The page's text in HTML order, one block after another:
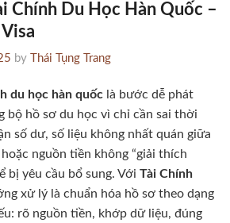
Chính Du Học Hàn Quốc –
by Thái Tụng Trang
du học hàn quốc là bước dễ phát
bộ hồ sơ du học vì chỉ cần sai thời
số dư, số liệu không nhất quán giữa
nguồn tiền không “giải thích
bị yêu cầu bổ sung. Với Tài Chính
xử lý là chuẩn hóa hồ sơ theo dạng
rõ nguồn tiền, khớp dữ liệu, đúng